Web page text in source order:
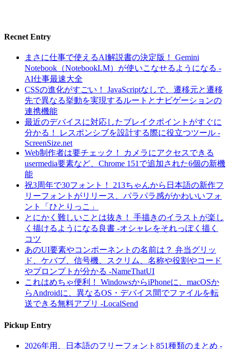
Recnet Entry
まさに仕事で使えるAI解説書の決定版！ Gemini
Notebook（NotebookLM）が使いこなせるようになる -
AI仕事最速大全
CSSの進化がすごい！ JavaScriptなしで、遷移元と遷移
先で異なる挙動を実現するルートとナビゲーションの
連携機能
最近のデバイスに対応したブレイクポイントがすぐに
分かる！ レスポンシブを設計する際に役立つツール -
ScreenSize.net
Web制作者は要チェック！ カメラにアクセスできる
usermedia要素など、Chrome 151で追加された6個の新機
能
祝3周年で30フォント！ 213ちゃんから日本語の新作フ
リーフォントがリリース、パラパラ感がかわいいフォ
ント「ひとりっこ」
とにかく難しいことは抜き！ 手描きのイラストが楽し
く描けるようになる良書 -オシャレをそれっぽく描く
コツ
あのUI要素やコンポーネントの名前は？ 弁当グリッ
ド、ケバブ、信号機、スクリム、名称や役割やコード
やプロンプトが分かる -NameThatUI
これはめちゃ便利！ WindowsからiPhoneに、macOSか
らAndroidに、異なるOS・デバイス間でファイルを転
送できる無料アプリ -LocalSend
Pickup Entry
2026年用、日本語のフリーフォント851種類のまとめ -